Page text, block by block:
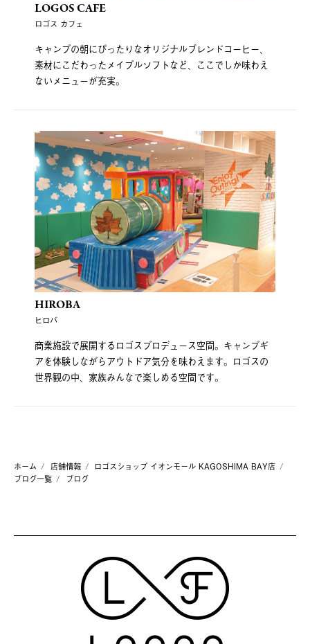
LOGOS CAFE
ロゴス カフェ
キャンプの朝にぴったりなオリジナルブレンドコーヒー、
素材にこだわったメイプルソフトなど、ここでしか味わえ
ないメニューが充実。
HIROBA
ヒロバ
商業施設で展開するロゴスプロデュース空間。キャンプギ
アを体験しながらアウトドア気分を味わえます。ロゴスの
世界観の中、家族みんなで楽しめる空間です。
ホーム 店舗情報
ロゴスショップ イオンモール KAGOSHIMA BAY店
ブログ一覧
ブログ